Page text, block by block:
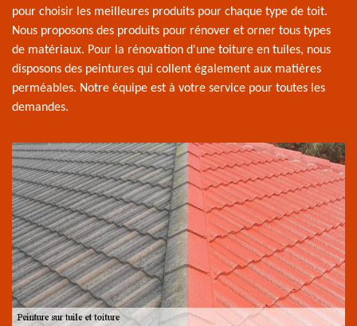
pour choisir les meilleures produits pour chaque type de toit.
Nous proposons des produits pour rénover et orner tous types
de matériaux. Pour la rénovation d'une toiture en tuiles, nous
disposons des peintures qui collent également aux matières
perméables. Notre équipe est à votre service pour toutes les
demandes.